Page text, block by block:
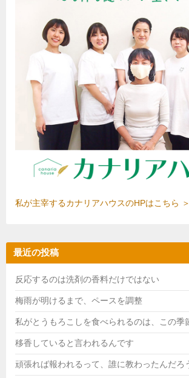
私が主宰するカナリアハウスのHPはこちら ＞
最近の投稿
反応するのは洗剤の香料だけではない
梅雨が明けるまで、ペースを調整
私がとうもろこしを食べられるのは、この季
移香していると言われるんです
頑張れば報われるって、誰に教わったんだろ